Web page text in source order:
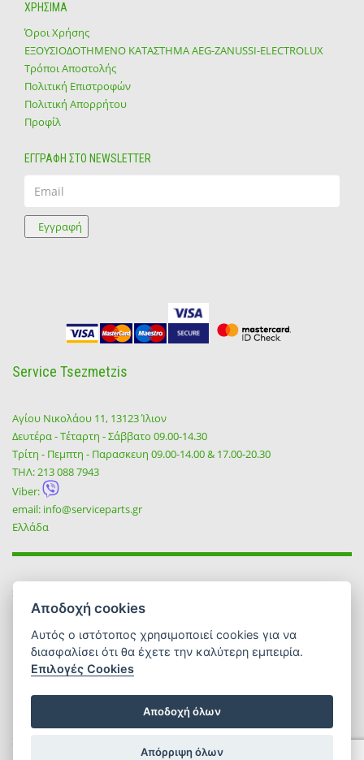
ΧΡΗΣΙΜΑ
Όροι Χρήσης
ΕΞΟΥΣΙΟΔΟΤΗΜΕΝΟ ΚΑΤΑΣΤΗΜΑ ΑΕG-ZANUSSI-ELECTROLUX
Τρόποι Αποστολής
Πολιτική Επιστροφών
Πολιτική Απορρήτου
Προφίλ
ΕΓΓΡΑΦΗ ΣΤΟ NEWSLETTER
Εγγραφή
Service Tsezmetzis
Αγίου Νικολάου 11, 13123 Ίλιον
Δευτέρα - Τέταρτη - Σάββατο 09.00-14.30
Τρίτη - Πεμπτη - Παρασκευη 09.00-14.00 & 17.00-20.30
ΤΗΛ:213 088 7943
Viber:
email: info@serviceparts.gr
Ελλάδα
SOCIAL
Service Tsezmetzis 2026 | All rights reserved | Designed & Developed
Αποδοχή cookies
Αυτός ο ιστότοπος χρησιμοποιεί cookies για να
διασφαλίσει ότι θα έχετε την καλύτερη εμπειρία.
Επιλογές Cookies
Αποδοχή όλων
Απόρριψη όλων